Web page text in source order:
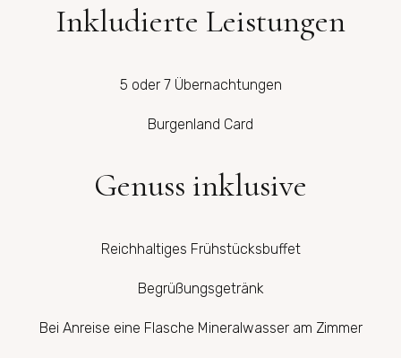
Inkludierte Leistungen
5 oder 7 Übernachtungen
Burgenland Card
Genuss inklusive
Reichhaltiges Frühstücksbuffet
Begrüßungsgetränk
Bei Anreise eine Flasche Mineralwasser am Zimmer